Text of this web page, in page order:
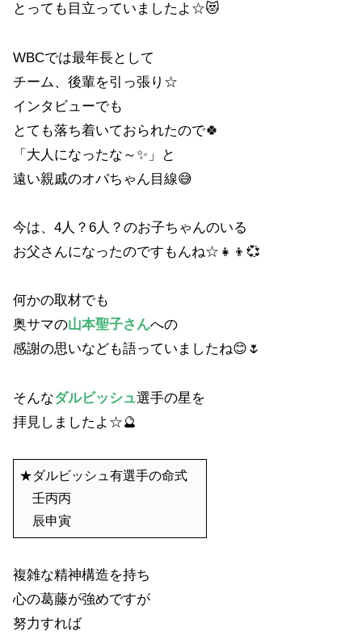
とっても目立っていましたよ☆😻
WBCでは最年長として
チーム、後輩を引っ張り☆
インタビューでも
とても落ち着いておられたので🍀
「大人になったな～✨」と
遠い親戚のオバちゃん目線😅
今は、4人？6人？のお子ちゃんのいる
お父さんになったのですもんね☆👧👦💞
何かの取材でも
奥サマの山本聖子さんへの
感謝の思いなども語っていましたね😊🌷
そんなダルビッシュ選手の星を
拝見しましたよ☆🔮
★ダルビッシュ有選手の命式
壬丙丙
辰申寅
複雑な精神構造を持ち
心の葛藤が強めですが
努力すれば